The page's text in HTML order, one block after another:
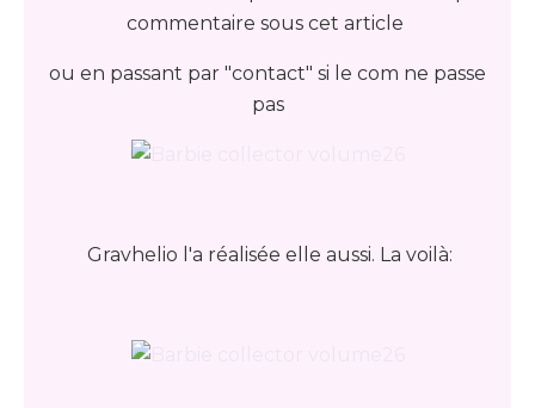
commentaire sous cet article
ou en passant par "contact" si le com ne passe
pas
Gravhelio l'a réalisée elle aussi. La voilà: